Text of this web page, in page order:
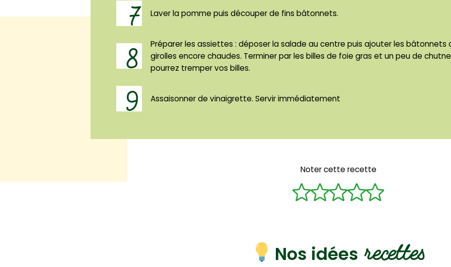
7 Laver la pomme puis découper de fins bâtonnets.
8
Préparer les assiettes : déposer la salade au centre puis ajouter les
girolles encore chaudes. Terminer par les billes de foie gras et un peu de
pourrez tremper vos billes.
9 Assaisonner de vinaigrette. Servir immédiatement
Noter cette recette
Nos idées recettes